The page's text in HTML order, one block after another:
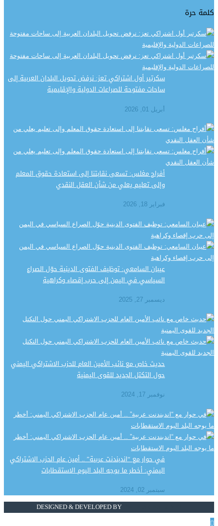
كلمة حرة
سكرتير أول اشتراكي تعز: نرفض تحويل البلدان العربية إلى
ساحات مفتوحة للصراعات الدولية والإقليمية
أبريل 01, 2026
أفراح مغلس: تسعى نقابتنا إلى استعادة حقوق المعلم
وإلى تعليم يعلي من شأن العقل النقدي
فبراير 18, 2026
عيبان السامعي: توظيف الفتوى الدينية حوّل الصراع
السياسي في اليمن إلى حرب إقصاء وكراهية
ديسمبر 27, 2025
حديث خاص مع نائب الأمين العام للحزب الاشتراكي اليمني
حول التكتل الجديد للقوى اليمنية
نوفمبر 17, 2024
في حوار مع “اندبندنت عربية” .. أمين عام الحزب الاشتراكي
اليمني: أخطر ما يوجه البلد اليوم الاستقطابات
سبتمبر 02, 2024
DESIGNED & DEVELOPED BY